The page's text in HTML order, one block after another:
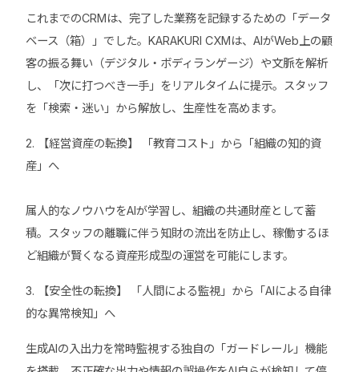
これまでのCRMは、完了した業務を記録するための「データ
ベース（箱）」でした。KARAKURI CXMは、AIがWeb上の顧
客の振る舞い（デジタル・ボディランゲージ）や文脈を解析
し、「次に打つべき一手」をリアルタイムに提示。スタッフ
を「検索・迷い」から解放し、生産性を高めます。
2. 【経営資産の転換】 「教育コスト」から「組織の知的資
産」へ
属人的なノウハウをAIが学習し、組織の共通財産として蓄
積。スタッフの離職に伴う知財の流出を防止し、稼働するほ
ど組織が賢くなる資産形成型の運営を可能にします。
3. 【安全性の転換】 「人間による監視」から「AIによる自律
的な異常検知」へ
生成AIの入出力を常時監視する独自の「ガードレール」機能